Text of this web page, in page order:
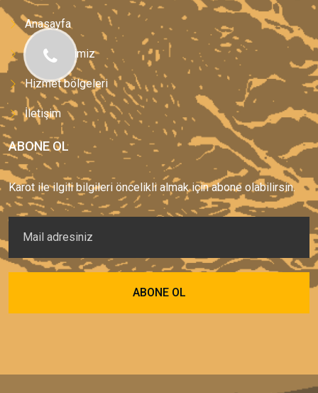
Anasayfa
Hizmetlerimiz
Hizmet bölgeleri
İletişim
ABONE OL
Karot ile ilgili bilgileri öncelikli almak için abone olabilirsin.